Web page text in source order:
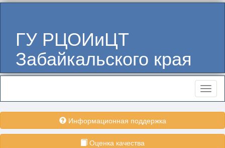
ГУ РЦОИиЦТ
Забайкальского края
Меню
Информационная поддержка
Оценка качества